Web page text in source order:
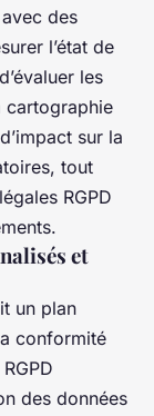
des
l’état de
les
cartographie
sur la
tout
RGPD
et
un plan
conformité
des données